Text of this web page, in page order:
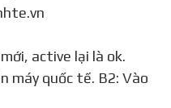
máy quốc tế. B2: Vào